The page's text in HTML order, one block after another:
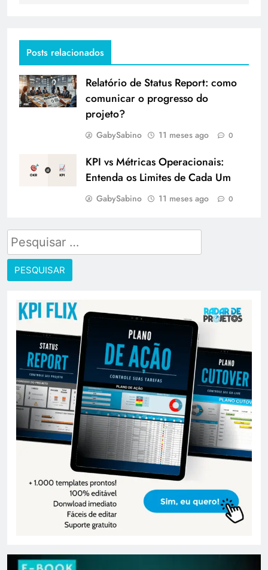
Posts relacionados
Relatório de Status Report: como
comunicar o progresso do
projeto?
GabySabino 11 meses ago 0
KPI vs Métricas Operacionais:
Entenda os Limites de Cada Um
GabySabino 11 meses ago 0